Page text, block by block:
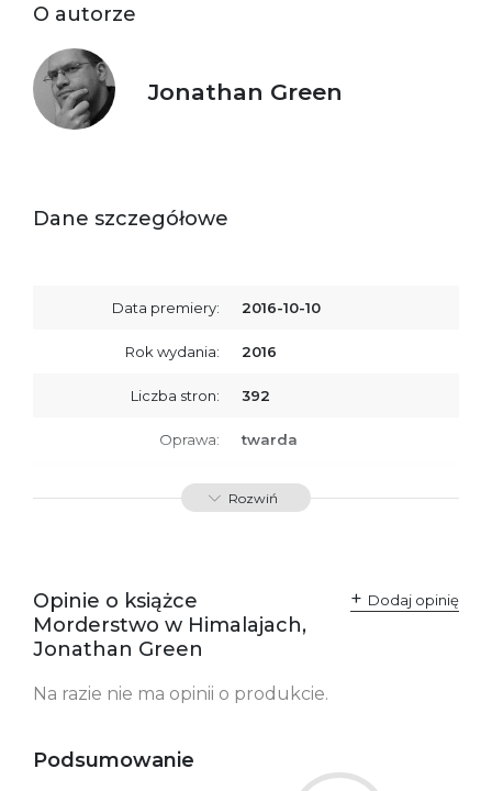
O autorze
Jonathan Green
Dane szczegółowe
Data premiery: 2016-10-10
Rok wydania: 2016
Liczba stron: 392
Oprawa: twarda
ISBN 9788379764785
odpowiedzialne za
zgodność produktu z
przepisami:
61-701 Poznań
Polska
bezpieczeństwa:
Rozwiń
Opinie o książce
Morderstwo w Himalajach,
Jonathan Green
Dodaj opinię
Na razie nie ma opinii o produkcie.
Podsumowanie